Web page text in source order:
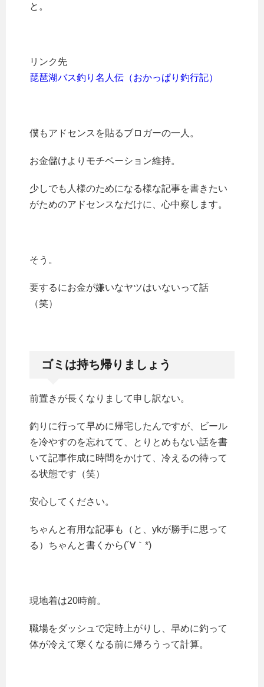
と。
リンク先
琵琶湖バス釣り名人伝（おかっぱり釣行記）
僕もアドセンスを貼るブロガーの一人。
お金儲けよりモチベーション維持。
少しでも人様のためになる様な記事を書きたい
がためのアドセンスなだけに、心中察します。
そう。
要するにお金が嫌いなヤツはいないって話
（笑）
ゴミは持ち帰りましょう
前置きが長くなりまして申し訳ない。
釣りに行って早めに帰宅したんですが、ビール
を冷やすのを忘れてて、とりとめもない話を書
いて記事作成に時間をかけて、冷えるの待って
る状態です（笑）
安心してください。
ちゃんと有用な記事も（と、ykが勝手に思って
る）ちゃんと書くから(´∀｀*)
現地着は20時前。
職場をダッシュで定時上がりし、早めに釣って
体が冷えて寒くなる前に帰ろうって計算。